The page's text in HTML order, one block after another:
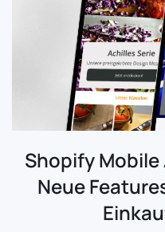
Shopify Mobile
Neue